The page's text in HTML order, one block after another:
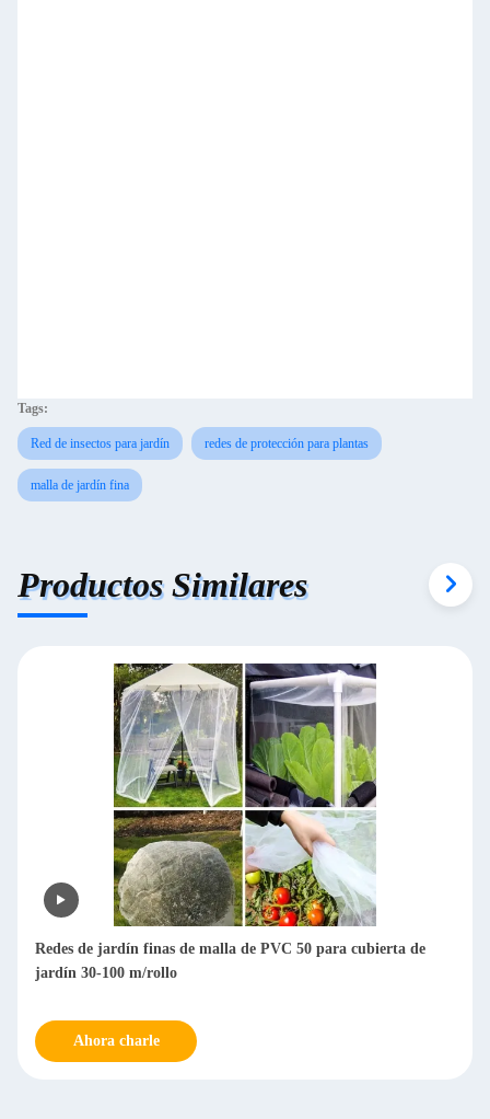
Tags:
Red de insectos para jardín redes de protección para plantas
malla de jardín fina
Productos Similares
Redes de jardín finas de malla de PVC 50 para cubierta de
jardín 30-100 m/rollo
Ahora charle